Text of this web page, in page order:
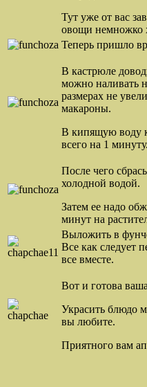
Тут уже от вас
овощи немножко
Теперь пришло
В кастрюле
можно наливать
размерах не
макароны.
В кипящую воду
всего на 1 минуту.
После чего
холодной водой.
Затем ее надо
минут на
Выложить в
Все как следует
все вместе.
Вот и готова
Украсить блюдо
вы любите.
Приятного вам